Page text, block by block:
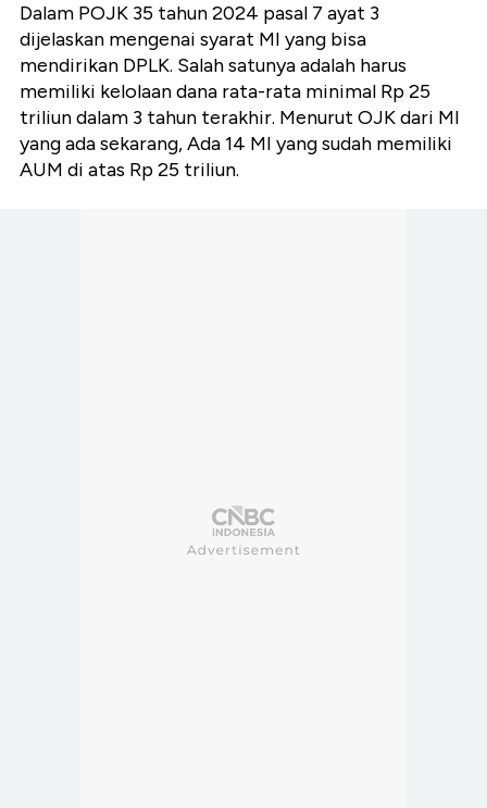
Dalam POJK 35 tahun 2024 pasal 7 ayat 3
dijelaskan mengenai syarat MI yang bisa
mendirikan DPLK. Salah satunya adalah harus
memiliki kelolaan dana rata-rata minimal Rp 25
triliun dalam 3 tahun terakhir. Menurut OJK dari MI
yang ada sekarang, Ada 14 MI yang sudah memiliki
AUM di atas Rp 25 triliun.